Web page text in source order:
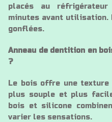
placés au
minutes avant utilisation.
gonflées.
Anneau de dentition en
?
Le bois offre une
plus souple et plus
bois et silicone
varier les sensations.